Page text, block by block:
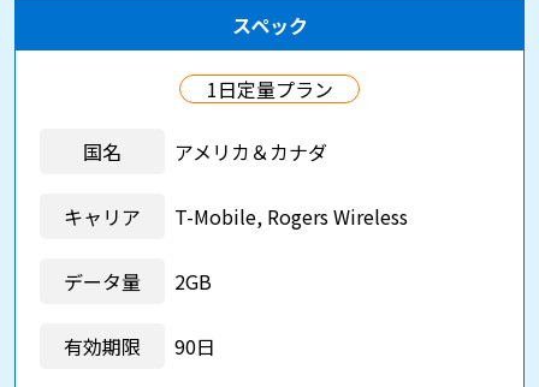
スペック
1日定量プラン
国名 アメリカ＆カナダ
キャリア T-Mobile, Rogers Wireless
データ量 2GB
有効期限 90日